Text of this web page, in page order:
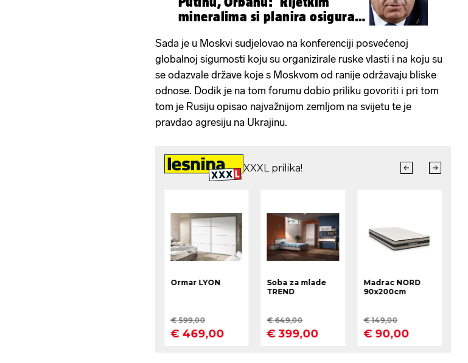
mineralima si planira osigurati
Sada je u Moskvi sudjelovao na konferenciji posvećenoj
globalnoj sigurnosti koju su organizirale ruske vlasti i na koju su
se odazvale države koje s Moskvom od ranije održavaju bliske
odnose. Dodik je na tom forumu dobio priliku govoriti i pri tom
tom je Rusiju opisao najvažnijom zemljom na svijetu te je
pravdao agresiju na Ukrajinu.